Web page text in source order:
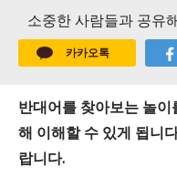
소중한 사람들과 공유
카카오톡
반대어를 찾아보는 놀
해 이해할 수 있게 됩니
랍니다.